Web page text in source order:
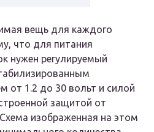
вещь для каждого
что для питания
нужен регулируемый
от 1.2 до 30 вольт и силой
защитой от
изображенная на этом